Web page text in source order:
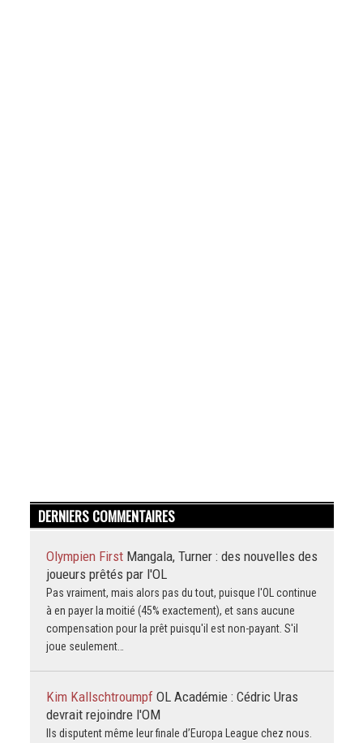
DERNIERS COMMENTAIRES
Olympien First Mangala, Turner : des nouvelles des
joueurs prêtés par l'OL
Pas vraiment, mais alors pas du tout, puisque l'OL continue
à en payer la moitié (45% exactement), et sans aucune
compensation pour la prêt puisqu'il est non-payant. S'il
joue seulement…
Kim Kallschtroumpf OL Académie : Cédric Uras
devrait rejoindre l'OM
Ils disputent même leur finale d’Europa League chez nous.